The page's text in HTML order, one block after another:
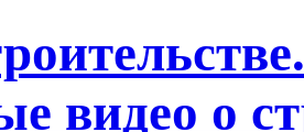
видео о